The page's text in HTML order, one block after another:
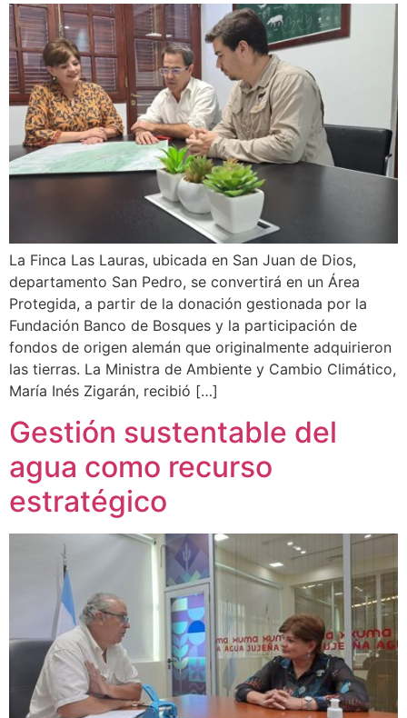
La Finca Las Lauras, ubicada en San Juan de Dios,
departamento San Pedro, se convertirá en un Área
Protegida, a partir de la donación gestionada por la
Fundación Banco de Bosques y la participación de
fondos de origen alemán que originalmente adquirieron
las tierras. La Ministra de Ambiente y Cambio Climático,
María Inés Zigarán, recibió […]
Gestión sustentable del
agua como recurso
estratégico